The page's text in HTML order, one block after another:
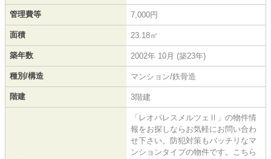
管理費等 7,000円
面積 23.18㎡
築年数 2002年 10月 (築23年)
種別/構造 マンション/鉄骨造
階建 3階建
「レオパレスメルツェⅡ」の物件情
報をお探しならお気軽にお問い合わ
せ下さい。防犯対策もバッチリなマ
ンションタイプの物件です。こちら